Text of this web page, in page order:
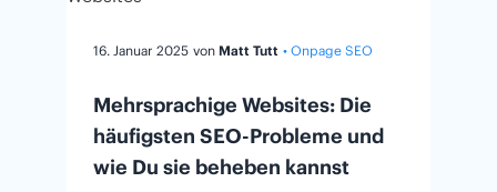
16. Januar 2025 von Matt Tutt • Onpage SEO
Mehrsprachige Websites: Die
häufigsten SEO-Probleme und
wie Du sie beheben kannst